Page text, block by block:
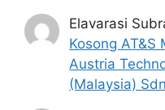
Elavarasi
Kosong AT&S
Austria
(Malaysia)